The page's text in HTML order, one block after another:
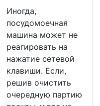
Иногда,
посудомоечная
машина может не
реагировать на
нажатие сетевой
клавиши. Если,
решив очистить
очередную партию